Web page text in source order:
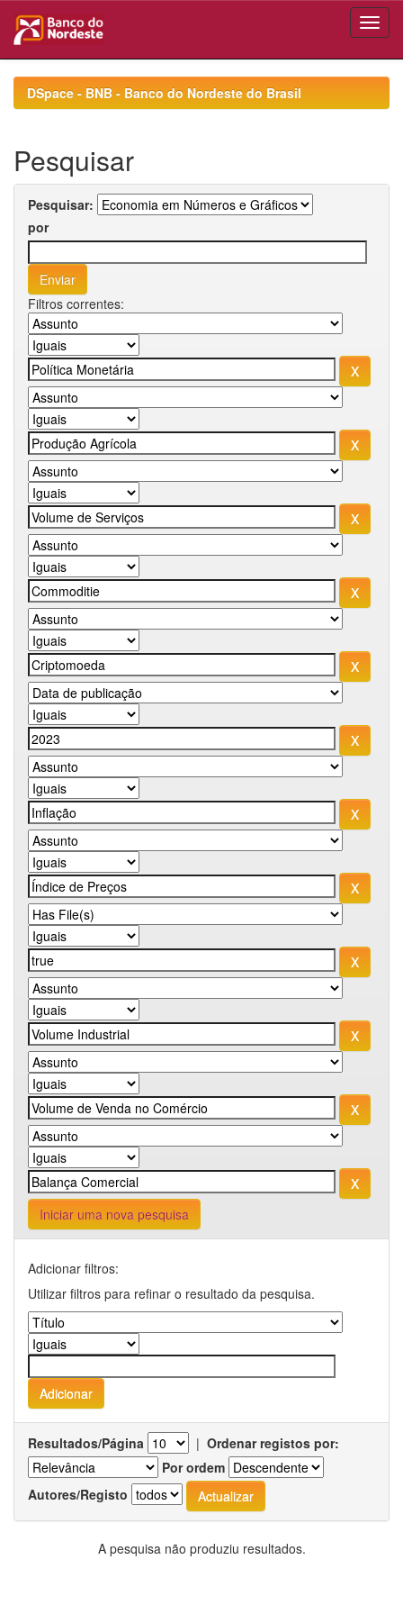
navigationDSpace - BNB - Banco do Nordeste do Brasil
Pesquisar
Pesquisar:
por
Filtros correntes:
Iniciar uma nova pesquisa
Adicionar filtros:
Utilizar filtros para refinar o resultado da pesquisa.
Resultados/Página | Ordenar registos por:
Por ordem
Autores/Registo
A pesquisa não produziu resultados.